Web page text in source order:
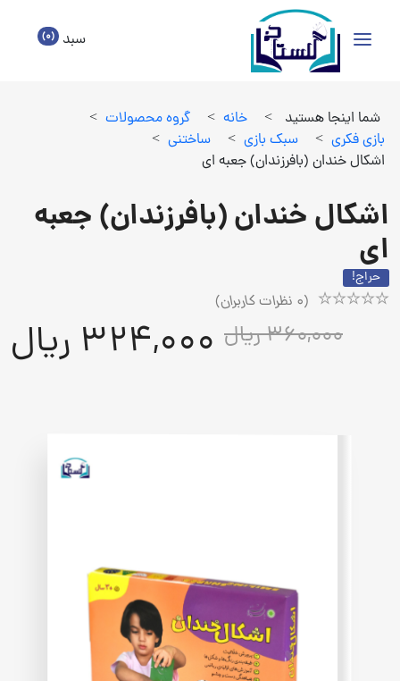
سبد (0)
شما اینجا هستید > خانه > گروه محصولات >
بازي فكري > سبك بازي > ساختني >
اشکال خندان (بافرزندان) جعبه ای
اشکال خندان (بافرزندان) جعبه
ای
حراج!
(
0 نظرات کاربران)
360,000 ریال 324,000 ریال